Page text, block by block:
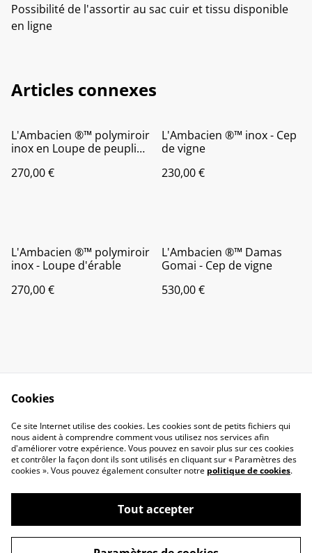
Possibilité de l'assortir au sac cuir et tissu disponible
en ligne
Articles connexes
L'Ambacien ®️™️ polymiroir
inox en Loupe de peuplier
270,00 €
L'Ambacien ®️™️ inox - Cep
de vigne
230,00 €
L'Ambacien ®️™️ polymiroir
inox - Loupe d'érable
270,00 €
L'Ambacien ®️™️ Damas
Gomai - Cep de vigne
530,00 €
Contact
Legal Terms
Privacy Policy
Cookie Policy
©2026L'âme de will
Cookies
Ce site Internet utilise des cookies. Les cookies sont de petits fichiers qui
nous aident à comprendre comment vous utilisez nos services afin
d'améliorer votre expérience. Vous pouvez en savoir plus sur ces cookies
et contrôler la façon dont ils sont utilisés en cliquant sur « Paramètres des
cookies ». Vous pouvez également consulter notre politique de cookies.
Tout accepter